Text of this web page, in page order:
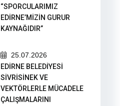
“SPORCULARIMIZ
EDİRNE’MİZİN GURUR
KAYNAĞIDIR”
25.07.2026
EDİRNE BELEDİYESİ
SİVRİSİNEK VE
VEKTÖRLERLE MÜCADELE
ÇALIŞMALARINI